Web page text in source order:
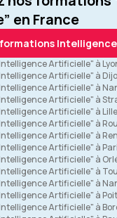
en France
Artificielle" à
Artificielle" à
Artificielle" à
Artificielle" à
Artificielle" à Lille
Artificielle" à
Artificielle" à
Artificielle" à
Artificielle" à
Artificielle" à
Artificielle" à
Artificielle" à
Artificielle" à